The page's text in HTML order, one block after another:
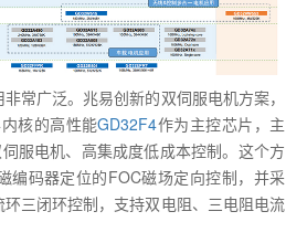
常广泛。兆易创新的双伺服电机方案，
核的高性能GD32F4作为主控芯片，主
服电机、高集成度低成本控制。这个方
编码器定位的FOC磁场定向控制，并采
三闭环控制，支持双电阻、三电阻电流